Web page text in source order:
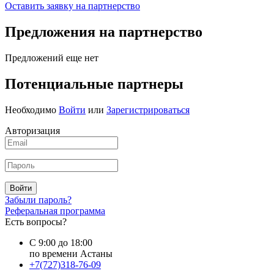
Оставить заявку на партнерство
Предложения на партнерство
Предложений еще нет
Потенциальные партнеры
Необходимо Войти или Зарегистрироваться
Авторизация
Войти
Забыли пароль?
Реферальная программа
Есть вопросы?
С 9:00 до 18:00
по времени Астаны
+7(727)318-76-09